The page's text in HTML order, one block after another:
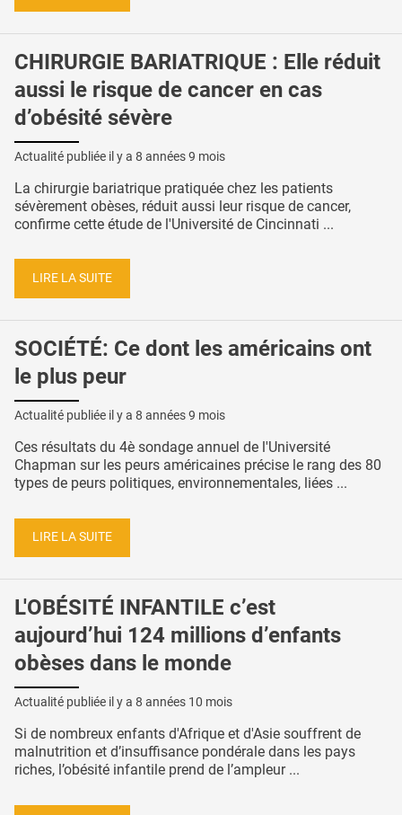
CHIRURGIE BARIATRIQUE : Elle réduit
aussi le risque de cancer en cas
d’obésité sévère
Actualité publiée il y a 8 années 9 mois
La chirurgie bariatrique pratiquée chez les patients
sévèrement obèses, réduit aussi leur risque de cancer,
confirme cette étude de l'Université de Cincinnati ...
LIRE LA SUITE
SOCIÉTÉ: Ce dont les américains ont
le plus peur
Actualité publiée il y a 8 années 9 mois
Ces résultats du 4è sondage annuel de l'Université
Chapman sur les peurs américaines précise le rang des 80
types de peurs politiques, environnementales, liées ...
LIRE LA SUITE
L'OBÉSITÉ INFANTILE c’est
aujourd’hui 124 millions d’enfants
obèses dans le monde
Actualité publiée il y a 8 années 10 mois
Si de nombreux enfants d'Afrique et d'Asie souffrent de
malnutrition et d’insuffisance pondérale dans les pays
riches, l’obésité infantile prend de l’ampleur ...